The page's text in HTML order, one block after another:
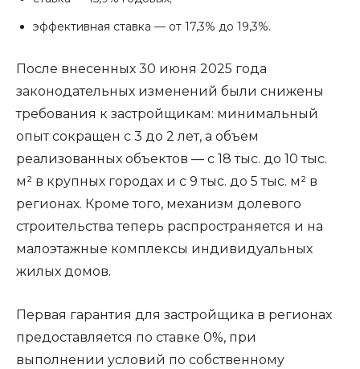
эффективная ставка — от 17,3% до 19,3%.
После внесенных 30 июня 2025 года
законодательных изменений были снижены
требования к застройщикам: минимальный
опыт сокращен с 3 до 2 лет, а объем
реализованных объектов — с 18 тыс. до 10 тыс.
м² в крупных городах и с 9 тыс. до 5 тыс. м² в
регионах. Кроме того, механизм долевого
строительства теперь распространяется и на
малоэтажные комплексы индивидуальных
жилых домов.
Первая гарантия для застройщика в регионах
предоставляется по ставке 0%, при
выполнении условий по собственному